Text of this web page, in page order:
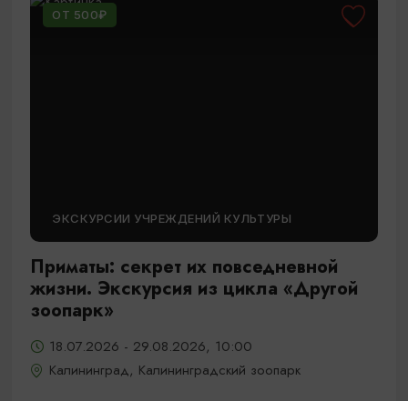
ОТ 500₽
ЭКСКУРСИИ УЧРЕЖДЕНИЙ КУЛЬТУРЫ
Приматы: секрет их повседневной
жизни. Экскурсия из цикла «Другой
зоопарк»
18.07.2026 - 29.08.2026, 10:00
Калининград, Калининградский зоопарк